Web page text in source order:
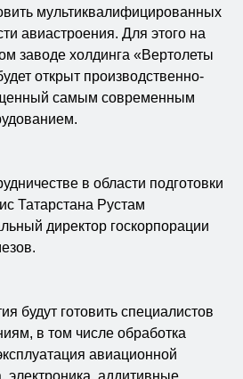
мультиквалифицированных
авиастроения. Для этого на
заводе холдинга «Вертолеты
открыт производственно-
самым современным
в области подготовки
Татарстана Рустам
директор госкорпорации
будут готовить специалистов
в том числе обработка
авиационной